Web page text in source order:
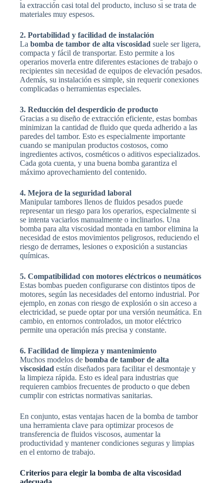
la extracción casi total del producto, incluso si se trata de
materiales muy espesos.
2. Portabilidad y facilidad de instalación
La bomba de tambor de alta viscosidad suele ser ligera,
compacta y fácil de transportar. Esto permite a los
operarios moverla entre diferentes estaciones de trabajo o
recipientes sin necesidad de equipos de elevación pesados.
Además, su instalación es simple, sin requerir conexiones
complicadas o herramientas especiales.
3. Reducción del desperdicio de producto
Gracias a su diseño de extracción eficiente, estas bombas
minimizan la cantidad de fluido que queda adherido a las
paredes del tambor. Esto es especialmente importante
cuando se manipulan productos costosos, como
ingredientes activos, cosméticos o aditivos especializados.
Cada gota cuenta, y una buena bomba garantiza el
máximo aprovechamiento del contenido.
4. Mejora de la seguridad laboral
Manipular tambores llenos de fluidos pesados puede
representar un riesgo para los operarios, especialmente si
se intenta vaciarlos manualmente o inclinarlos. Una
bomba para alta viscosidad montada en tambor elimina la
necesidad de estos movimientos peligrosos, reduciendo el
riesgo de derrames, lesiones o exposición a sustancias
químicas.
5. Compatibilidad con motores eléctricos o neumáticos
Estas bombas pueden configurarse con distintos tipos de
motores, según las necesidades del entorno industrial. Por
ejemplo, en zonas con riesgo de explosión o sin acceso a
electricidad, se puede optar por una versión neumática. En
cambio, en entornos controlados, un motor eléctrico
permite una operación más precisa y constante.
6. Facilidad de limpieza y mantenimiento
Muchos modelos de bomba de tambor de alta
viscosidad están diseñados para facilitar el desmontaje y
la limpieza rápida. Esto es ideal para industrias que
requieren cambios frecuentes de producto o que deben
cumplir con estrictas normativas sanitarias.
En conjunto, estas ventajas hacen de la bomba de tambor
una herramienta clave para optimizar procesos de
transferencia de fluidos viscosos, aumentar la
productividad y mantener condiciones seguras y limpias
en el entorno de trabajo.
Criterios para elegir la bomba de alta viscosidad